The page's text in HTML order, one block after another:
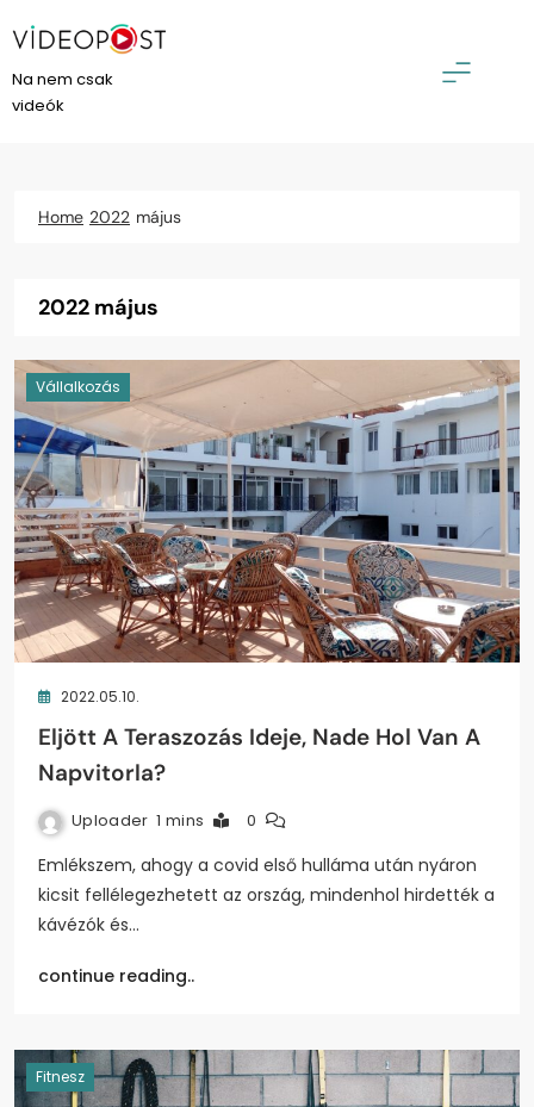
to
content
VideoPost
Na nem csak
videók
Home 2022 május
2022 május
Vállalkozás
2022.05.10.
Eljött A Teraszozás Ideje, Nade Hol Van A
Napvitorla?
Uploader 1 mins 0
Emlékszem, ahogy a covid első hulláma után nyáron
kicsit fellélegezhetett az ország, mindenhol hirdették a
kávézók és…
continue reading..
Fitnesz